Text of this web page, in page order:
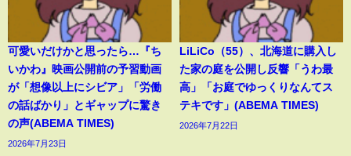
可愛いだけかと思ったら…『ち
いかわ』映画公開前の予習動画
が「想像以上にシビア」「労働
の話ばかり」とギャップに驚き
の声(ABEMA TIMES)
2026年7月23日
LiLiCo（55）、北海道に購入し
た家の庭を公開し反響「うわ最
高」「お庭でゆっくりなんてス
テキです」(ABEMA TIMES)
2026年7月22日